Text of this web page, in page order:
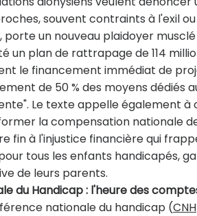
souvent contraints à l'exil
un nouveau plaidoyer
un plan de rattrapage de 114
le financement immédiat de
de 50 % des moyens dédiés
Le texte appelle également à
la compensation nationale
fin à l'injustice financière qui
tous les enfants handicapés,
de leurs parents.
du Handicap : l'heure des
nationale du handicap (CNH